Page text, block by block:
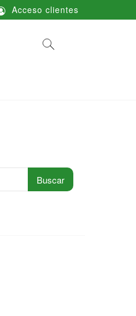
Acceso clientes
por:Buscar